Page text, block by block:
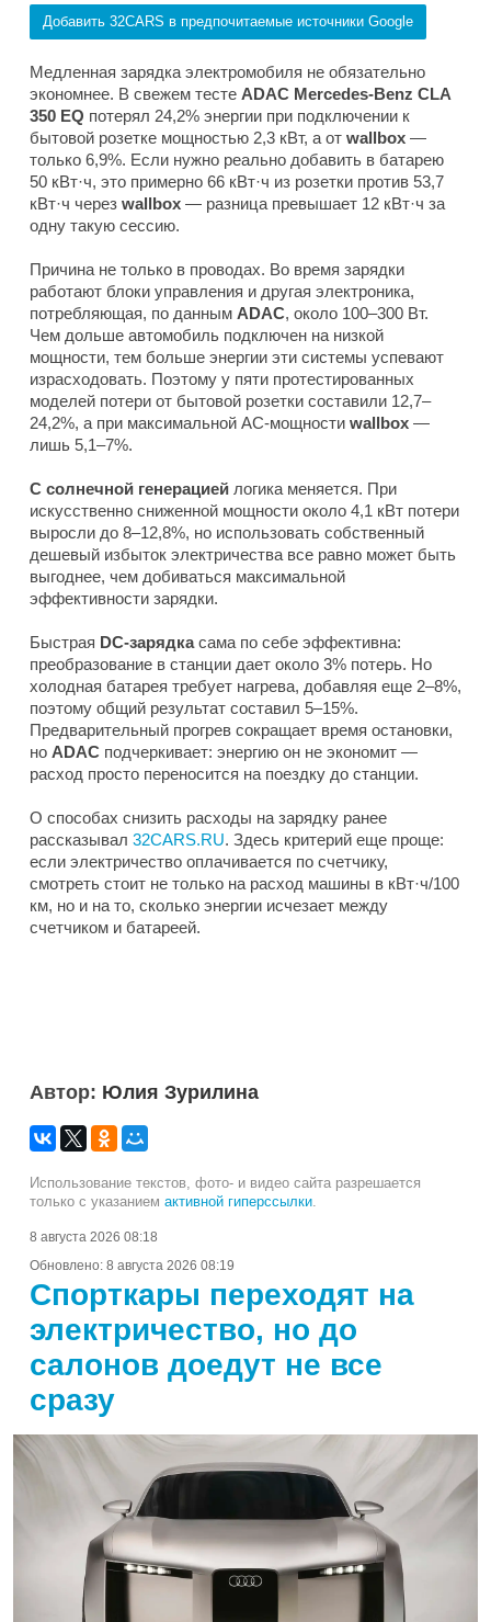
Добавить 32CARS в предпочитаемые источники Google
Медленная зарядка электромобиля не обязательно
экономнее. В свежем тесте ADAC Mercedes-Benz CLA
350 EQ потерял 24,2% энергии при подключении к
бытовой розетке мощностью 2,3 кВт, а от wallbox —
только 6,9%. Если нужно реально добавить в батарею
50 кВт·ч, это примерно 66 кВт·ч из розетки против 53,7
кВт·ч через wallbox — разница превышает 12 кВт·ч за
одну такую сессию.
Причина не только в проводах. Во время зарядки
работают блоки управления и другая электроника,
потребляющая, по данным ADAC, около 100–300 Вт.
Чем дольше автомобиль подключен на низкой
мощности, тем больше энергии эти системы успевают
израсходовать. Поэтому у пяти протестированных
моделей потери от бытовой розетки составили 12,7–
24,2%, а при максимальной AC-мощности wallbox —
лишь 5,1–7%.
С солнечной генерацией логика меняется. При
искусственно сниженной мощности около 4,1 кВт потери
выросли до 8–12,8%, но использовать собственный
дешевый избыток электричества все равно может быть
выгоднее, чем добиваться максимальной
эффективности зарядки.
Быстрая DC-зарядкасама по себе эффективна:
преобразование в станции дает около 3% потерь. Но
холодная батарея требует нагрева, добавляя еще 2–8%,
поэтому общий результат составил 5–15%.
Предварительный прогрев сокращает время остановки,
но ADAC подчеркивает: энергию он не экономит —
расход просто переносится на поездку до станции.
О способах снизить расходы на зарядку ранее
рассказывал 32CARS.RU. Здесь критерий еще проще:
если электричество оплачивается по счетчику,
смотреть стоит не только на расход машины в кВт·ч/100
км, но и на то, сколько энергии исчезает между
счетчиком и батареей.
Автор: Юлия Зурилина
Использование текстов, фото- и видео сайта разрешается
только с указанием активной гиперссылки
8 августа 2026 08:18
Обновлено: 8 августа 2026 08:19
Спорткары переходят на
электричество, но до
салонов доедут не все
сразу